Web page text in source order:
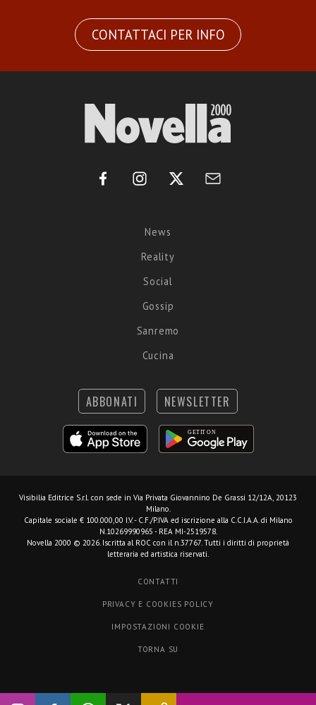
CONTATTACI PER INFO
News
Reality
Social
Gossip
Sanremo
Cucina
ABBONATI NEWSLETTER
Visibilia Editrice S.r.l. con sede in Via Privata Giovannino De Grassi 12/12A, 20123
Milano.
Capitale sociale € 100.000,00 I.V. - C.F./P.IVA ed iscrizione alla C.C.I.A.A. di Milano
N.10269990965 - REA MI-2519578.
Novella 2000 © 2026. Iscritta al ROC con il n.37767. Tutti i diritti di proprietà
letteraria ed artistica riservati.
CONTATTI
PRIVACY E COOKIES POLICY
IMPOSTAZIONI COOKIE
TORNA SU